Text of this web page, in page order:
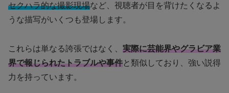
セクハラ的な撮影現場など、視聴者が目を背けたくなるよ
うな描写がいくつも登場します。
これらは単なる誇張ではなく、 実際に芸能界やグラビア業
界で報じられたトラブルや事件と類似しており、強い説得
力を持っています。